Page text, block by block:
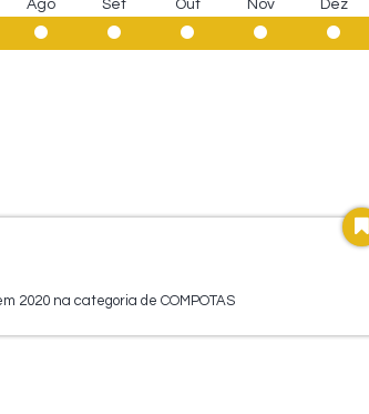
Ago Set Out Nov Dez
2020 na categoria de COMPOTAS